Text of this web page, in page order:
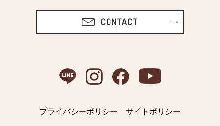
プライバシーポリシー サイトポリシー